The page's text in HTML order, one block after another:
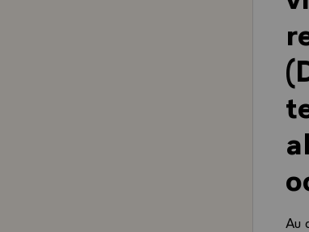
Au